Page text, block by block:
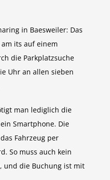
in Baesweiler: Das
its auf einem
die Parkplatzsuche
Uhr an allen sieben
man lediglich die
Smartphone. Die
Fahrzeug per
So muss auch kein
und die Buchung ist mit